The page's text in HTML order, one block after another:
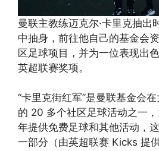
曼联主教练迈克尔·卡里克抽出
中抽身，前往他自己的基金会
区足球项目，并为一位表现出
英超联赛奖项。
“卡里克街红军”是曼联基金会
的 20 多个社区足球活动之一
年提供免费足球和其他活动，
一部分（由英超联赛 Kicks 提供